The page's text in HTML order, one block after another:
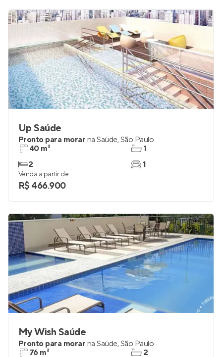
Up Saúde
Pronto para morar na Saúde,São Paulo
40 m²
2
1
1
Venda a partir de
R$ 466.900
My Wish Saúde
Pronto para morar na Saúde,São Paulo
76 m²
2